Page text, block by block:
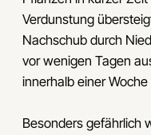
Verdunstung
Nachschub durch
vor wenigen Tagen
innerhalb einer
Besonders gefährlich